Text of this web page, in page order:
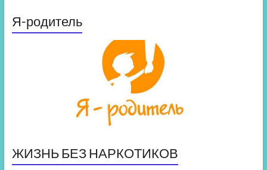
Я-родитель
ЖИЗНЬ БЕЗ НАРКОТИКОВ